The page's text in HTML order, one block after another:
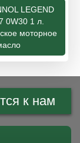
LEGEND
0W30 1 л.
моторное
к нам